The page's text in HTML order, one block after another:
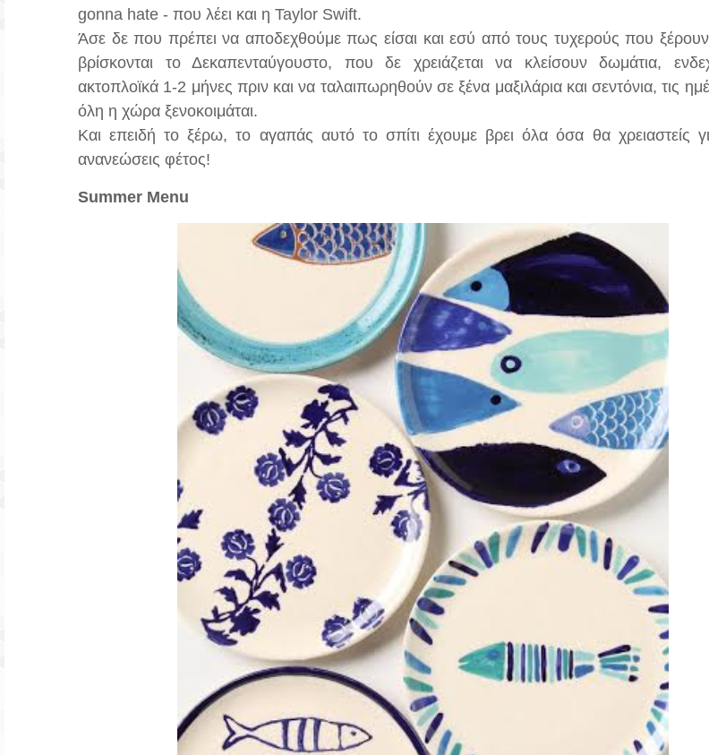
gonna hate - που λέει και η Taylor Swift.
Άσε δε που πρέπει να αποδεχθούμε πως είσαι και εσύ από τους τυχερούς που
βρίσκονται το Δεκαπενταύγουστο, που δε χρειάζεται να κλείσουν δωμάτια,
ακτοπλοϊκά 1-2 μήνες πριν και να ταλαιπωρηθούν σε ξένα μαξιλάρια και σεντόνια, τις
όλη η χώρα ξενοκοιμάται.
Και επειδή το ξέρω, το αγαπάς αυτό το σπίτι έχουμε βρει όλα όσα θα χρειαστείς
ανανεώσεις φέτος!
Summer Menu